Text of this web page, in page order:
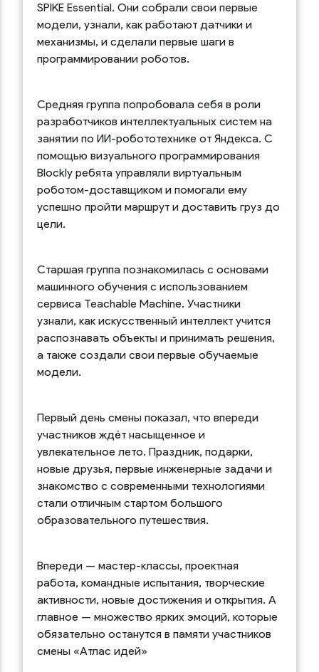
SPIKE Essential. Они собрали свои первые
модели, узнали, как работают датчики и
механизмы, и сделали первые шаги в
программировании роботов.
Средняя группа попробовала себя в роли
разработчиков интеллектуальных систем на
занятии по ИИ-робототехнике от Яндекса. С
помощью визуального программирования
Blockly ребята управляли виртуальным
роботом-доставщиком и помогали ему
успешно пройти маршрут и доставить груз до
цели.
Старшая группа познакомилась с основами
машинного обучения с использованием
сервиса Teachable Machine. Участники
узнали, как искусственный интеллект учится
распознавать объекты и принимать решения,
а также создали свои первые обучаемые
модели.
Первый день смены показал, что впереди
участников ждёт насыщенное и
увлекательное лето. Праздник, подарки,
новые друзья, первые инженерные задачи и
знакомство с современными технологиями
стали отличным стартом большого
образовательного путешествия.
Впереди — мастер-классы, проектная
работа, командные испытания, творческие
активности, новые достижения и открытия. А
главное — множество ярких эмоций, которые
обязательно останутся в памяти участников
смены «Атлас идей»